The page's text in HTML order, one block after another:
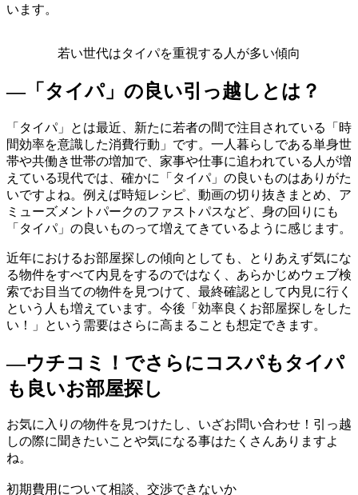
います。
若い世代はタイパを重視する人が多い傾向
―「タイパ」の良い引っ越しとは？
「タイパ」とは最近、新たに若者の間で注目されている「時
間効率を意識した消費行動」です。一人暮らしである単身世
帯や共働き世帯の増加で、家事や仕事に追われている人が増
えている現代では、確かに「タイパ」の良いものはありがた
いですよね。例えば時短レシピ、動画の切り抜きまとめ、ア
ミューズメントパークのファストパスなど、身の回りにも
「タイパ」の良いものって増えてきているように感じます。
近年におけるお部屋探しの傾向としても、とりあえず気にな
る物件をすべて内見をするのではなく、あらかじめウェブ検
索でお目当ての物件を見つけて、最終確認として内見に行く
という人も増えています。今後「効率良くお部屋探しをした
い！」という需要はさらに高まることも想定できます。
―ウチコミ！でさらにコスパもタイパ
も良いお部屋探し
お気に入りの物件を見つけたし、いざお問い合わせ！引っ越
しの際に聞きたいことや気になる事はたくさんありますよ
ね。
初期費用について相談、交渉できないか